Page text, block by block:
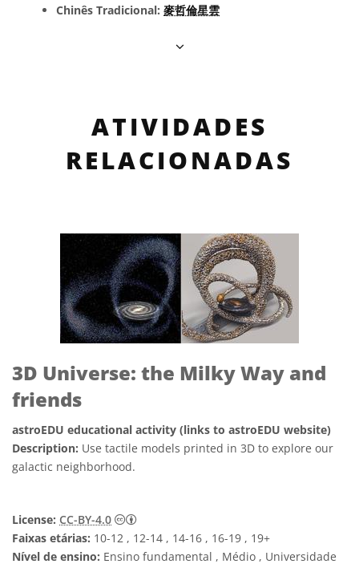
Chinês Tradicional: 麥哲倫星雲
ATIVIDADES
RELACIONADAS
3D Universe: the Milky Way and
friends
astroEDU educational activity (links to astroEDU website)
Description: Use tactile models printed in 3D to explore our
galactic neighborhood.
License: CC-BY-4.0
Creative Commons Attribution 4.0
Faixas etárias: 10-12 , 12-14 , 14-16 , 16-19 , 19+
Nível de ensino: Ensino fundamental , Médio , Universidade